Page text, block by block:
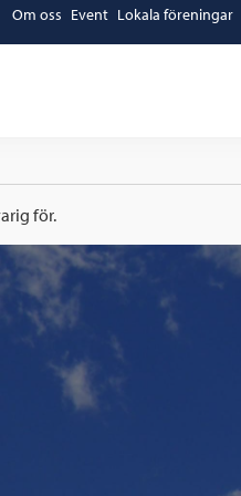
Om oss Event Lokala föreningar
för.